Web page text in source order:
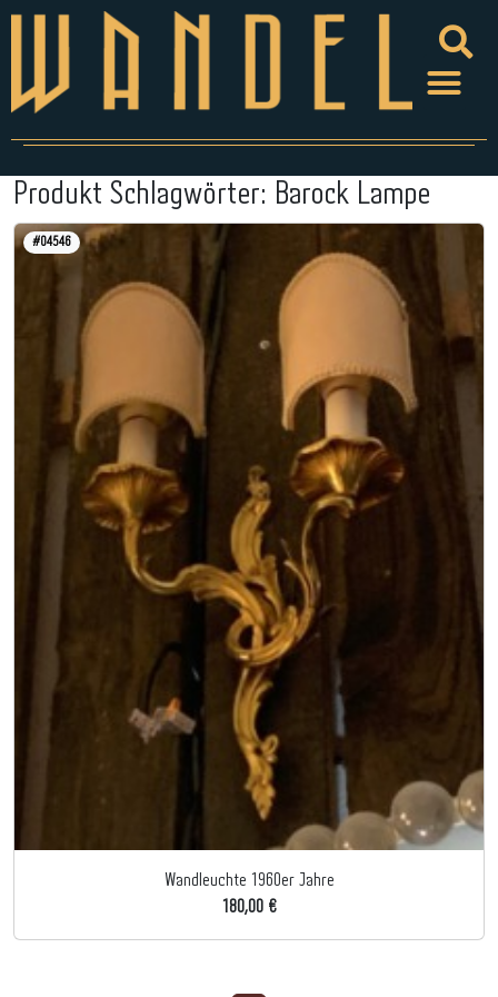
Produkt Schlagwörter: Barock Lampe
#04546
Wandleuchte 1960er Jahre
180,00 €